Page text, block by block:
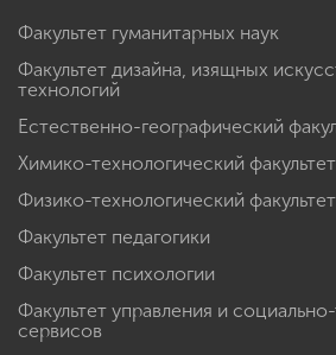
Факультет гуманитарных наук
Факультет дизайна, изящных
технологий
Естественно-географический
Химико-технологический факультет
Физико-технологический факультет
Факультет педагогики
Факультет психологии
Факультет управления и
сервисов